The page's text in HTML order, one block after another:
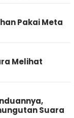
Pakai Meta
Melihat
Suara